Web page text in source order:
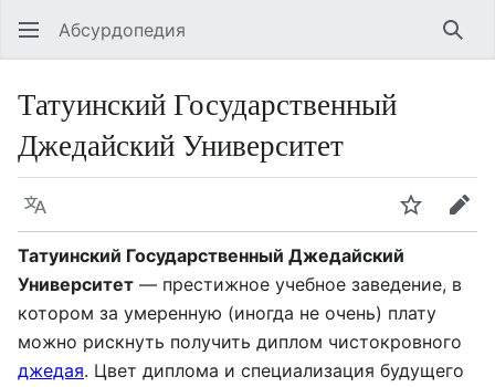
Абсурдопедия
Татуинский Государственный
Джедайский Университет
Язык
Татуинский Государственный Джедайский
Университет — престижное учебное заведение, в
котором за умеренную (иногда не очень) плату
можно рискнуть получить диплом чистокровного
джедая. Цвет диплома и специализация будущего